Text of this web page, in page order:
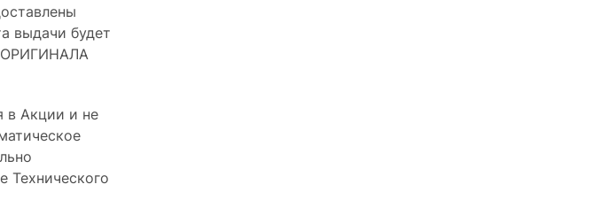
выдачи будет
ОРИГИНАЛА
в Акции и не
Технического